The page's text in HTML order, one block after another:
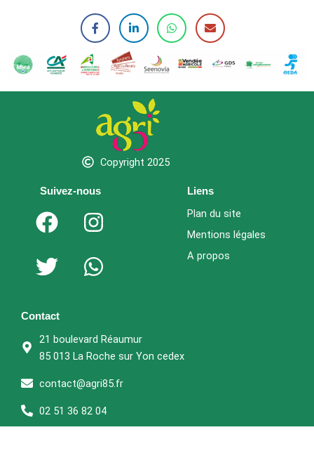
Copyright 2025
Suivez-nous
F
a
c
e
o
o
k
I
n
s
t
r
a
m
T
w
i
t
e
r
W
h
a
t
p
p
Liens
Plan du site
Mentions légales
A propos
Contact
21 boulevard Réaumur
85 013 La Roche sur Yon cedex
contact@agri85.fr
02 51 36 82 04